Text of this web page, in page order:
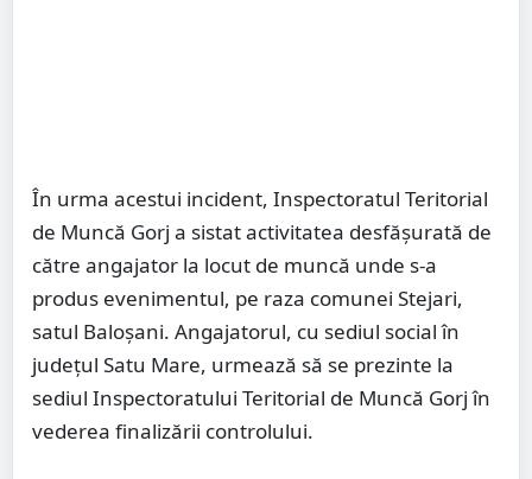
În urma acestui incident, Inspectoratul Teritorial
de Muncă Gorj a sistat activitatea desfăşurată de
către angajator la locut de muncă unde s-a
produs evenimentul, pe raza comunei Stejari,
satul Baloşani. Angajatorul, cu sediul social în
judeţul Satu Mare, urmează să se prezinte la
sediul Inspectoratului Teritorial de Muncă Gorj în
vederea finalizării controlului.